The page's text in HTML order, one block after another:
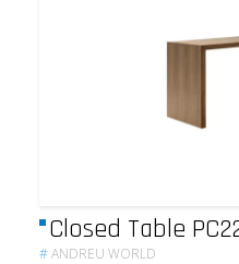
Closed Table
#ANDREU WORLD